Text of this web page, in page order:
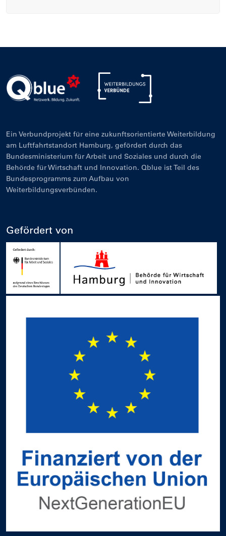
Ein Verbundprojekt für eine zukunftsorientierte Weiterbildung
am Luftfahrtstandort Hamburg, gefördert durch das
Bundesministerium für Arbeit und Soziales und durch die
Behörde für Wirtschaft und Innovation. Qblue ist Teil des
Bundesprogramms zum Aufbau von
Weiterbildungsverbünden.
Gefördert von